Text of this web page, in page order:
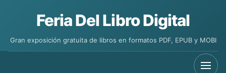
Feria Del Libro Digital
Gran exposición gratuita de libros en formatos PDF, EPUB y MOBI